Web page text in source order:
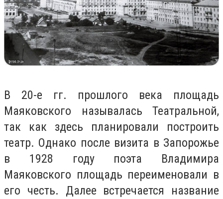
В 20-е гг. прошлого века площадь
Маяковского называлась Театральной,
так как здесь планировали построить
театр. Однако после визита в Запорожье
в 1928 году поэта Владимира
Маяковского площадь переименовали в
его честь. Далее встречается название